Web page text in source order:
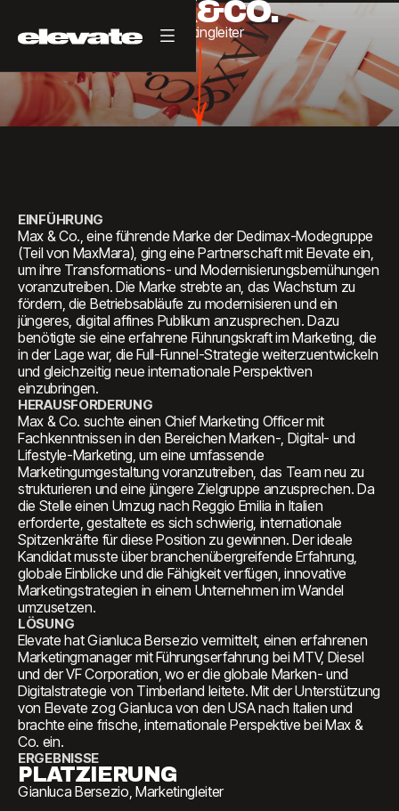
MAX&CO.
Marketingleiter
EINFÜHRUNG
Max & Co., eine führende Marke der Dedimax-Modegruppe
(Teil von MaxMara), ging eine Partnerschaft mit Elevate ein,
um ihre Transformations- und Modernisierungsbemühungen
voranzutreiben. Die Marke strebte an, das Wachstum zu
fördern, die Betriebsabläufe zu modernisieren und ein
jüngeres, digital affines Publikum anzusprechen. Dazu
benötigte sie eine erfahrene Führungskraft im Marketing, die
in der Lage war, die Full-Funnel-Strategie weiterzuentwickeln
und gleichzeitig neue internationale Perspektiven
einzubringen.
HERAUSFORDERUNG
Max & Co. suchte einen Chief Marketing Officer mit
Fachkenntnissen in den Bereichen Marken-, Digital- und
Lifestyle-Marketing, um eine umfassende
Marketingumgestaltung voranzutreiben, das Team neu zu
strukturieren und eine jüngere Zielgruppe anzusprechen. Da
die Stelle einen Umzug nach Reggio Emilia in Italien
erforderte, gestaltete es sich schwierig, internationale
Spitzenkräfte für diese Position zu gewinnen. Der ideale
Kandidat musste über branchenübergreifende Erfahrung,
globale Einblicke und die Fähigkeit verfügen, innovative
Marketingstrategien in einem Unternehmen im Wandel
umzusetzen.
LÖSUNG
Elevate hat Gianluca Bersezio vermittelt, einen erfahrenen
Marketingmanager mit Führungserfahrung bei MTV, Diesel
und der VF Corporation, wo er die globale Marken- und
Digitalstrategie von Timberland leitete. Mit der Unterstützung
von Elevate zog Gianluca von den USA nach Italien und
brachte eine frische, internationale Perspektive bei Max &
Co. ein.
ERGEBNISSE
PLATZIERUNG
Gianluca Bersezio, Marketingleiter